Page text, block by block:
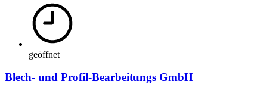
geöffnet
Blech- und Profil-Bearbeitungs GmbH